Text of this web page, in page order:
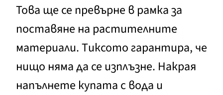
Това ще се превърне в рамка за
поставяне на растителните
материали. Тиксото гарантира, че
нищо няма да се изплъзне. Накрая
напълнете купата с вода и